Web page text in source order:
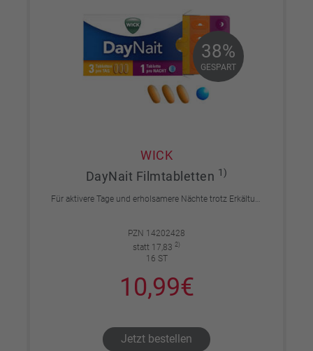
38%
GESPART
38%
GESPART
WICK
DayNait Filmtabletten 1)
Für aktivere Tage und erholsamere Nächte trotz Erkältung. Ab 15 Jahren.
PZN 14202428
statt 17,83 2)
16 ST
10,99€
Jetzt bestellen